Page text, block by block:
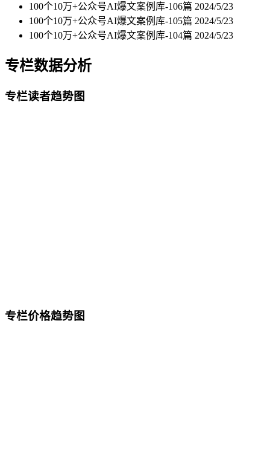
100个10万+公众号AI爆文案例库-106篇 2024/5/23
100个10万+公众号AI爆文案例库-105篇 2024/5/23
100个10万+公众号AI爆文案例库-104篇 2024/5/23
专栏数据分析
专栏读者趋势图
专栏价格趋势图